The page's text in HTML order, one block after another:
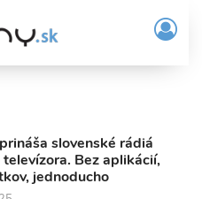
/
slovenské rádiá
Bez aplikácií,
jednoducho